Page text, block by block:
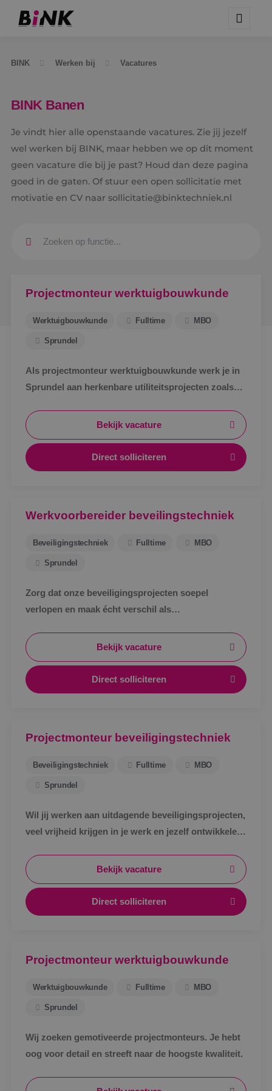
BINK Werken bij Vacatures
BINK Banen
Je vindt hier alle openstaande vacatures. Zie jij jezelf
wel werken bij BINK, maar hebben we op dit moment
geen vacature die bij je past? Houd dan deze pagina
goed in de gaten. Of stuur een open sollicitatie met
motivatie en CV naar sollicitatie@binktechniek.nl
Projectmonteur werktuigbouwkunde
Werktuigbouwkunde Fulltime MBO
Sprundel
Als projectmonteur werktuigbouwkunde werk je in
Sprundel aan herkenbare utiliteitsprojecten zoals
zichtbaar resultaat en korte lijnen.
Bekijk vacature
Direct solliciteren
Werkvoorbereider beveilingstechniek
Beveiligingstechniek Fulltime MBO
Sprundel
Zorg dat onze beveiligingsprojecten soepel
verlopen en maak écht verschil als
Bekijk vacature
Direct solliciteren
Projectmonteur beveiligingstechniek
Beveiligingstechniek Fulltime MBO
Sprundel
Wil jij werken aan uitdagende beveiligingsprojecten,
veel vrijheid krijgen in je werk en jezelf ontwikkelen
Bekijk vacature
Direct solliciteren
Projectmonteur werktuigbouwkunde
Werktuigbouwkunde Fulltime MBO
Sprundel
Wij zoeken gemotiveerde projectmonteurs. Je hebt
oog voor detail en streeft naar de hoogste kwaliteit.